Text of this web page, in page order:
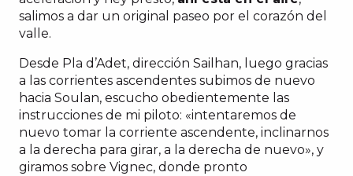
salimos a dar un original paseo por el corazón del
valle.
Desde Pla d’Adet, dirección Sailhan, luego gracias
a las corrientes ascendentes subimos de nuevo
hacia Soulan, escucho obedientemente las
instrucciones de mi piloto: «intentaremos de
nuevo tomar la corriente ascendente, inclinarnos
a la derecha para girar, a la derecha de nuevo», y
giramos sobre Vignec, donde pronto